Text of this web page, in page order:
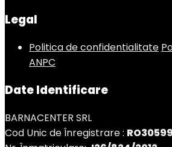
Legal
Politica de confidentialitate
ANPC
Date Identificare
BARNACENTER SRL
Cod Unic de Înregistrare :